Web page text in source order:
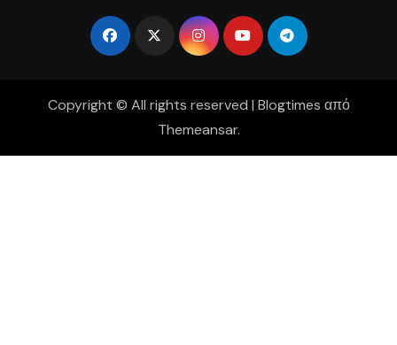
Copyright © All rights reserved | Blogtimes από
Themeansar.